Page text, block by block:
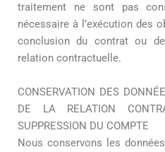
traitement ne sont pas
nécessaire à l’exécution des
conclusion du contrat ou
relation contractuelle.
CONSERVATION DES
DE LA RELATION
SUPPRESSION DU COMPTE
Nous conservons les